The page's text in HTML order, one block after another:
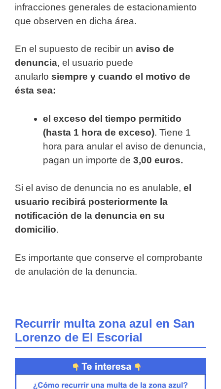
infracciones generales de estacionamiento
que observen en dicha área.
En el supuesto de recibir un aviso de
denuncia, el usuario puede
anularlo siempre y cuando el motivo de
ésta sea:
el exceso del tiempo permitido
(hasta 1 hora de exceso). Tiene 1
hora para anular el aviso de denuncia,
pagan un importe de 3,00 euros.
Si el aviso de denuncia no es anulable, el
usuario recibirá posteriormente la
notificación de la denuncia en su
domicilio.
Es importante que conserve el comprobante
de anulación de la denuncia.
Recurrir multa zona azul en San
Lorenzo de El Escorial